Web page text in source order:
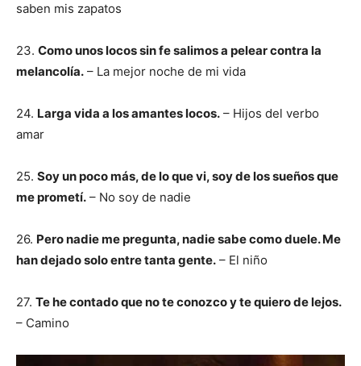
saben mis zapatos
23. Como unos locos sin fe salimos a pelear contra la
melancolía. – La mejor noche de mi vida
24. Larga vida a los amantes locos. – Hijos del verbo
amar
25. Soy un poco más, de lo que vi, soy de los sueños que
me prometí. – No soy de nadie
26. Pero nadie me pregunta, nadie sabe como duele. Me
han dejado solo entre tanta gente. – El niño
27. Te he contado que no te conozco y te quiero de lejos.
– Camino